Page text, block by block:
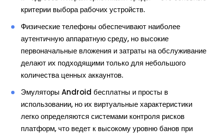
критерии выбора рабочих устройств.
Физические телефоны обеспечивают наиболее
аутентичную аппаратную среду, но высокие
первоначальные вложения и затраты на обслуживание
делают их подходящими только для небольшого
количества ценных аккаунтов.
Эмуляторы Android бесплатны и просты в
использовании, но их виртуальные характеристики
легко определяются системами контроля рисков
платформ, что ведет к высокому уровню банов при